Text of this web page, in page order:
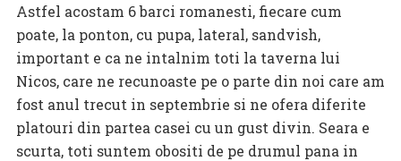
Astfel acostam 6 barci romanesti, fiecare cum
poate, la ponton, cu pupa, lateral, sandvish,
important e ca ne intalnim toti la taverna lui
Nicos, care ne recunoaste pe o parte din noi care am
fost anul trecut in septembrie si ne ofera diferite
platouri din partea casei cu un gust divin. Seara e
scurta, toti suntem obositi de pe drumul pana in